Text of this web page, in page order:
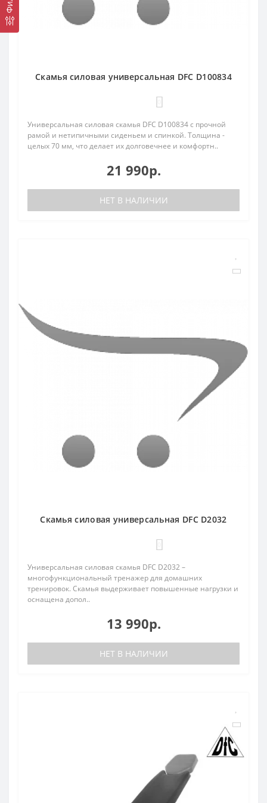
Cкамья силовая универсальная DFC D100834
Универсальная силовая скамья DFC D100834 с прочной
рамой и нетипичными сиденьем и спинкой. Толщина -
целых 70 мм, что делает их долговечнее и комфортн..
21 990р.
НЕТ В НАЛИЧИИ
Cкамья силовая универсальная DFC D2032
Универсальная силовая скамья DFC D2032 –
многофункциональный тренажер для домашних
тренировок. Скамья выдерживает повышенные нагрузки и
оснащена допол..
13 990р.
НЕТ В НАЛИЧИИ